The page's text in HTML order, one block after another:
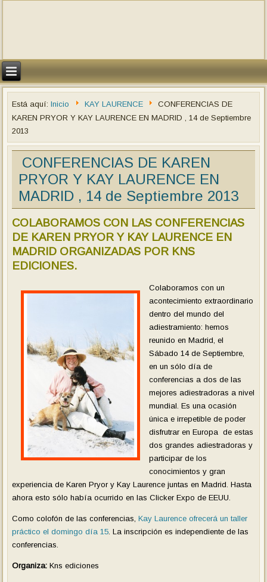
Está aquí:Inicio KAY LAURENCE
CONFERENCIAS DE
KAREN PRYOR Y KAY LAURENCE EN MADRID , 14 de Septiembre
2013
CONFERENCIAS DE KAREN
PRYOR Y KAY LAURENCE EN
MADRID , 14 de Septiembre 2013
COLABORAMOS CON LAS CONFERENCIAS
DE KAREN PRYOR Y KAY LAURENCE EN
MADRID ORGANIZADAS POR KNS
EDICIONES.
Colaboramos con un
acontecimiento extraordinario
dentro del mundo del
adiestramiento: hemos
reunido en Madrid, el
Sábado 14 de Septiembre,
en un sólo día de
conferencias a dos de las
mejores adiestradoras a nivel
mundial. Es una ocasión
única e irrepetible de poder
disfrutrar en Europa de estas
dos grandes adiestradoras y
participar de los
conocimientos y gran
experiencia de Karen Pryor y Kay Laurence juntas en Madrid. Hasta
ahora esto sólo había ocurrido en las Clicker Expo de EEUU.
Como colofón de las conferencias,Kay Laurence ofrecerá un taller
práctico el domingo día 15 . La inscripción es independiente de las
conferencias.
Organiza: Kns ediciones